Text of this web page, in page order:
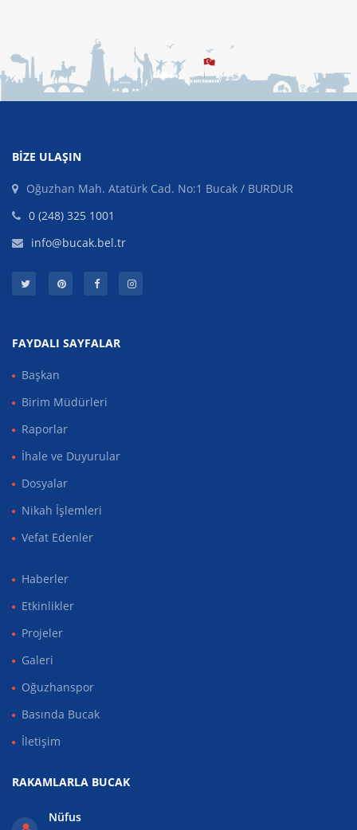
BIZE ULAŞIN
Oğuzhan Mah. Atatürk Cad. No:1 Bucak / BURDUR
0 (248) 325 1001
info@bucak.bel.tr
FAYDALI SAYFALAR
Başkan
Birim Müdürleri
Raporlar
İhale ve Duyurular
Dosyalar
Nikah İşlemleri
Vefat Edenler
Haberler
Etkinlikler
Projeler
Galeri
Oğuzhanspor
Basında Bucak
İletişim
RAKAMLARLA BUCAK
Nüfus